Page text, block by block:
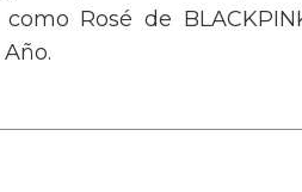
Rosé de